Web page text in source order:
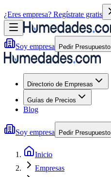
¿Eres empresa? Regístrate gratis
Soy empresa Pedir Presupuesto
Directorio de Empresas
Guías de Precios
Blog
Soy empresa Pedir Presupuesto
Inicio
Empresas